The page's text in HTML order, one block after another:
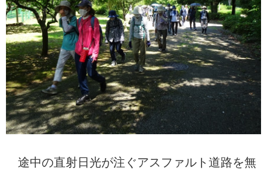
途中の直射日光が注ぐアスファルト道路を無